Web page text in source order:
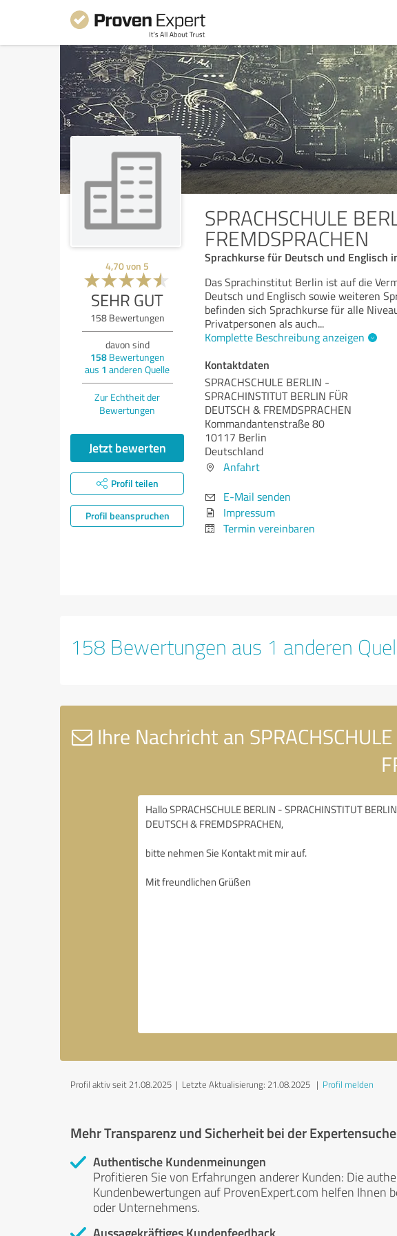
SPRACHSCHULE
FREMDSPRACHEN
Sprachkurse für Deutsch und Englisch
4,70von 5
SEHR GUT
158Bewertungen
davon sind
158Bewertungen
aus 1 anderen Quelle
Zur Echtheit der
Bewertungen
Jetzt bewerten
Profil teilen
Profil beanspruchen
Das Sprachinstitut Berlin ist auf die
Deutsch und Englisch sowie weiteren
befinden sich Sprachkurse für alle
Privatpersonen als auch...
Komplette Beschreibung anzeigen
Kontaktdaten
SPRACHSCHULE BERLIN -
SPRACHINSTITUT BERLIN FÜR
DEUTSCH & FREMDSPRACHEN
Kommandantenstraße 80
10117 Berlin
Deutschland
Anfahrt
E-Mail senden
Impressum
Termin vereinbaren
158 Bewertungen aus 1 anderen
Ihre Nachricht an
Profil aktiv seit 21.08.2025 | Letzte Aktualisierung: 21.08.2025 | Profil melden
Mehr Transparenz und Sicherheit bei der Expertensuche
Authentische Kundenmeinungen
Profitieren Sie von Erfahrungen anderer Kunden: Die
Kundenbewertungen auf ProvenExpert.com helfen Ihnen
oder Unternehmens.